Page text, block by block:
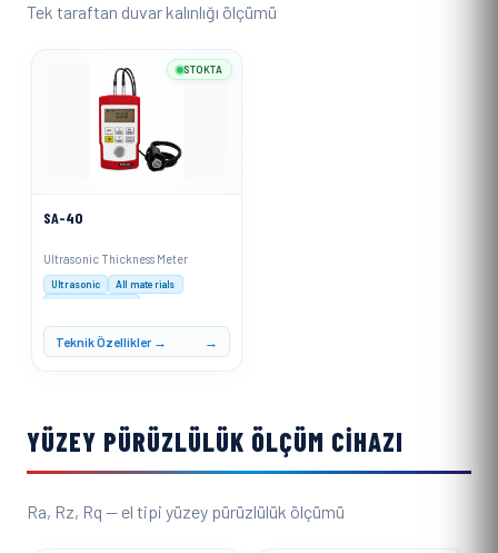
Tek taraftan duvar kalınlığı ölçümü
SA-40
Ultrasonic Thickness Meter
Ultrasonic
All materials
0.1mm resolution
Teknik Özellikler →
STOKTA
YÜZEY PÜRÜZLÜLÜK ÖLÇÜM CIHAZI
Ra, Rz, Rq — el tipi yüzey pürüzlülük ölçümü